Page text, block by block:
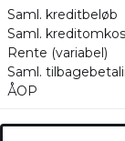
Saml. kreditbeløb
Saml.
Rente (variabel)
Saml.
ÅOP